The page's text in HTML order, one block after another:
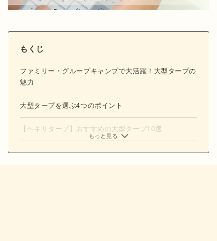
もくじ
ファミリー・グループキャンプで大活躍！大型タープの
魅力
大型タープを選ぶ4つのポイント
【ヘキサタープ】おすすめの大型タープ10選
もっと見る